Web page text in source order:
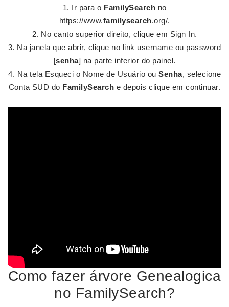
Ir para o FamilySearch no
https://www.familysearch.org/.
No canto superior direito, clique em Sign In.
Na janela que abrir, clique no link username ou password
[senha] na parte inferior do painel.
Na tela Esqueci o Nome de Usuário ou Senha, selecione
Conta SUD do FamilySearch e depois clique em continuar.
Como fazer árvore Genealogica
no FamilySearch?